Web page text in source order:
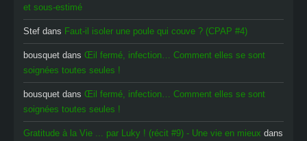
et sous-estimé
Stef dans Faut-il isoler une poule qui couve ? (CPAP #4)
bousquet dans Œil fermé, infection… Comment elles se sont
soignées toutes seules !
bousquet dans Œil fermé, infection… Comment elles se sont
soignées toutes seules !
Gratitude à la Vie ... par Luky ! (récit #9) - Une vie en mieux dans